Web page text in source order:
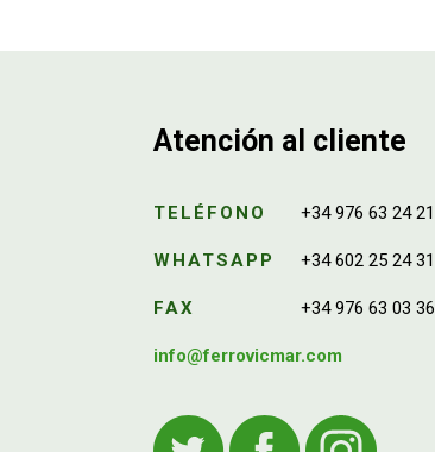
Atención al cliente
TELÉFONO +34 976 63 24 21
WHATSAPP +34 602 25 24 31
FAX +34 976 63 03 36
info@ferrovicmar.com